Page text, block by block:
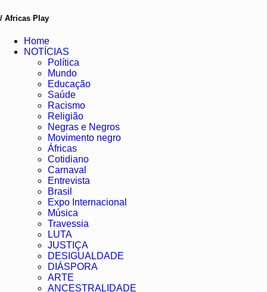
/ Africas Play
Home
NOTÍCIAS
Política
Mundo
Educação
Saúde
Racismo
Religião
Negras e Negros
Movimento negro
Áfricas
Cotidiano
Carnaval
Entrevista
Brasil
Expo Internacional
Música
Travessia
LUTA
JUSTIÇA
DESIGUALDADE
DIÁSPORA
ARTE
ANCESTRALIDADE